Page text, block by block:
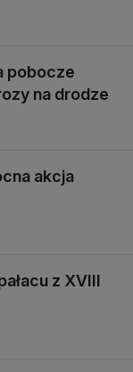
pobocze
na drodze
akcja
z XVIII